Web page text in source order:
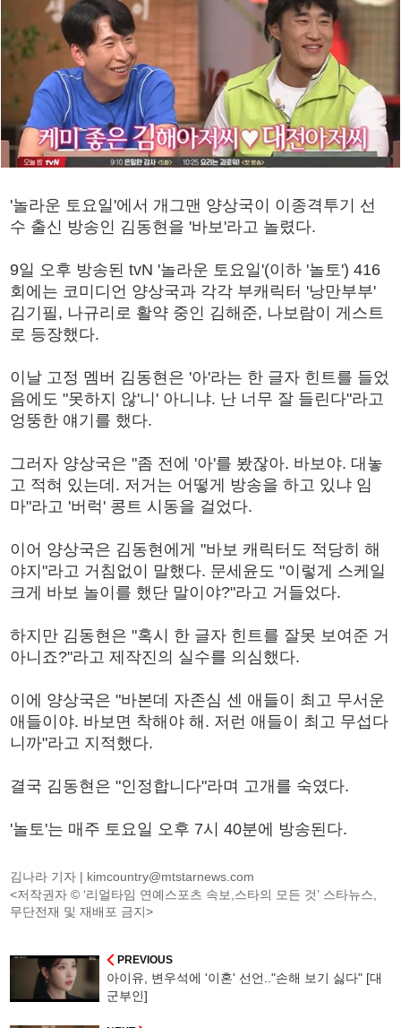
'놀라운 토요일'에서 개그맨 양상국이 이종격투기 선
수 출신 방송인 김동현을 '바보'라고 놀렸다.
9일 오후 방송된 tvN '놀라운 토요일'(이하 '놀토') 416
회에는 코미디언 양상국과 각각 부캐릭터 '낭만부부'
김기필, 나규리로 활약 중인 김해준, 나보람이 게스트
로 등장했다.
이날 고정 멤버 김동현은 '아'라는 한 글자 힌트를 들었
음에도 "못하지 않'니' 아니냐. 난 너무 잘 들린다"라고
엉뚱한 얘기를 했다.
그러자 양상국은 "좀 전에 '아'를 봤잖아. 바보야. 대놓
고 적혀 있는데. 저거는 어떻게 방송을 하고 있냐 임
마"라고 '버럭' 콩트 시동을 걸었다.
이어 양상국은 김동현에게 "바보 캐릭터도 적당히 해
야지"라고 거침없이 말했다. 문세윤도 "이렇게 스케일
크게 바보 놀이를 했단 말이야?"라고 거들었다.
하지만 김동현은 "혹시 한 글자 힌트를 잘못 보여준 거
아니죠?"라고 제작진의 실수를 의심했다.
이에 양상국은 "바본데 자존심 센 애들이 최고 무서운
애들이야. 바보면 착해야 해. 저런 애들이 최고 무섭다
니까"라고 지적했다.
결국 김동현은 "인정합니다"라며 고개를 숙였다.
'놀토'는 매주 토요일 오후 7시 40분에 방송된다.
김나라 기자 | kimcountry@mtstarnews.com
<저작권자 © ‘리얼타임 연예스포츠 속보,스타의 모든 것’ 스타뉴스,
무단전재 및 재배포 금지>
PREVIOUS
아이유, 변우석에 '이혼' 선언.."손해 보기 싫다" [대
군부인]